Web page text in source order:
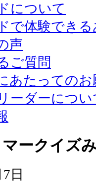
について
で体験でき
声
ご質問
あたってのお
ーダーについ
ークイズ
日